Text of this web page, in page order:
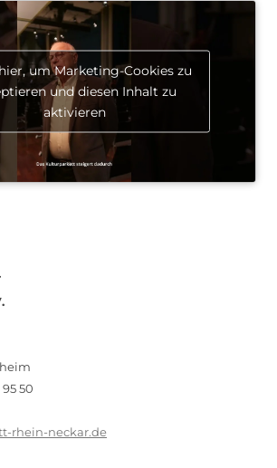
um Marketing-Cookies zu
und diesen Inhalt zu
aktivieren
50
rhein-neckar.de